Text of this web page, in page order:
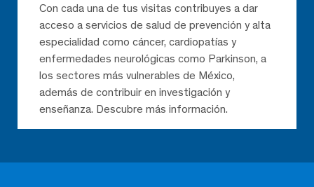
Con cada una de tus visitas contribuyes a dar
acceso a servicios de salud de prevención y alta
especialidad como cáncer, cardiopatías y
enfermedades neurológicas como Parkinson, a
los sectores más vulnerables de México,
además de contribuir en investigación y
enseñanza. Descubre más información.